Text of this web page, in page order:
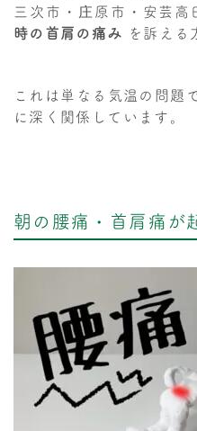
三次市・庄原市・安芸高
時の首肩の痛み を訴える
これは単なる気温の問題
に深く関係しています。
朝の腰痛・首肩痛が